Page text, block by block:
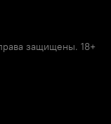
защищены. 18+